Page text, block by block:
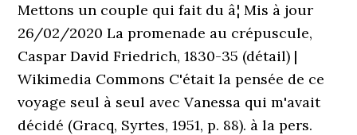
Mettons un couple qui fait du â¦ Mis à jour
26/02/2020 La promenade au crépuscule,
Caspar David Friedrich, 1830-35 (détail) |
Wikimedia Commons C'était la pensée de ce
voyage seul à seul avec Vanessa qui m'avait
décidé (Gracq, Syrtes, 1951, p. 88). à la pers.